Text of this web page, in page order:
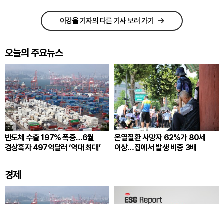
이강율 기자의 다른 기사 보러 가기
오늘의 주요뉴스
반도체 수출 197% 폭증…6월
경상흑자 497억달러 ‘역대 최대’
온열질환 사망자 62%가 80세
이상…집에서 발생 비중 3배
경제